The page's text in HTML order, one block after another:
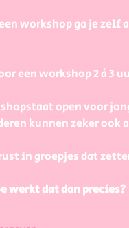
workshop ga je zelf
een workshop 2 à 3
open voor
kunnen zeker
in groepjes dat
werkt dat dan precies?